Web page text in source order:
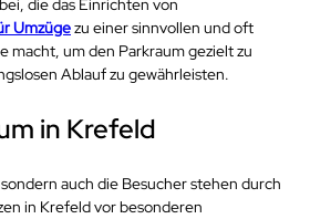
die das Einrichten von
Umzüge zu einer sinnvollen und oft
macht, um den Parkraum gezielt zu
Ablauf zu gewährleisten.
in Krefeld
auch die Besucher stehen durch
in Krefeld vor besonderen